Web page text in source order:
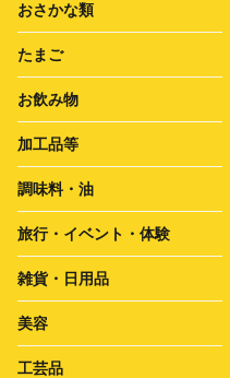
おさかな類
たまご
お飲み物
加工品等
調味料・油
旅行・イベント・体験
雑貨・日用品
美容
工芸品